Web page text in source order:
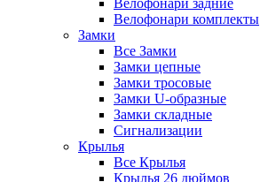
Велофонари задние
Велофонари комплекты
Замки
Все Замки
Замки цепные
Замки тросовые
Замки U-образные
Замки складные
Сигнализации
Крылья
Все Крылья
Крылья 26 дюймов